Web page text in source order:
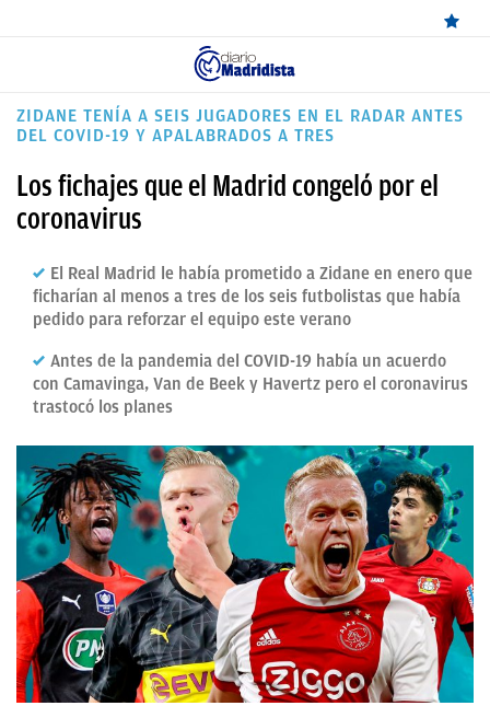
ÚLTIMAS
REAL
MADRID
BALONCESTO
CANTERA
FICHAJES
DIRECTO
PAPARAZZI
OKDIARIO
ZIDANE TENÍA A SEIS JUGADORES EN EL RADAR ANTES
DEL COVID-19 Y APALABRADOS A TRES
Los fichajes que el Madrid congeló por el
coronavirus
El Real Madrid le había prometido a Zidane en enero que
ficharían al menos a tres de los seis futbolistas que había
pedido para reforzar el equipo este verano
Antes de la pandemia del COVID-19 había un acuerdo
con Camavinga, Van de Beek y Havertz pero el coronavirus
trastocó los planes